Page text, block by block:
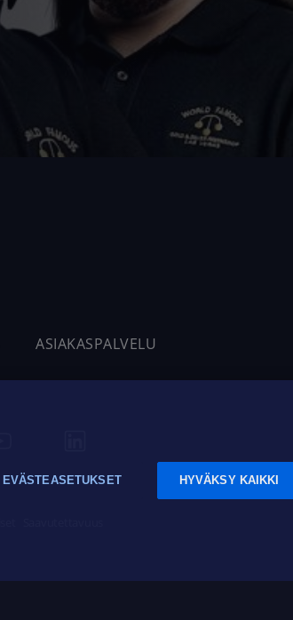
ASIAKASPALVELU
EVÄSTEASETUKSET HYVÄKSY KAIKKI